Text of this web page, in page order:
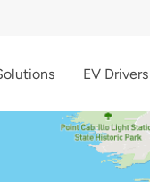
EV Drivers